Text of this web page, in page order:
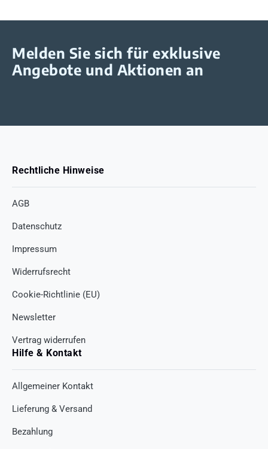
Melden Sie sich für exklusive
Angebote und Aktionen an
Rechtliche Hinweise
AGB
Datenschutz
Impressum
Widerrufsrecht
Cookie-Richtlinie (EU)
Newsletter
Vertrag widerrufen
Hilfe & Kontakt
Allgemeiner Kontakt
Lieferung & Versand
Bezahlung